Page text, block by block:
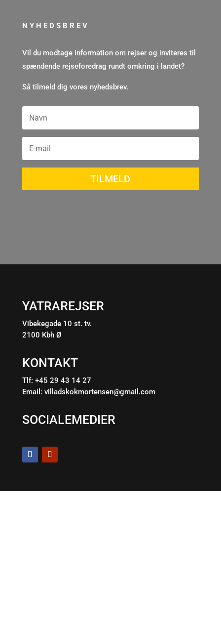
NYHEDSBREV
Vil du modtage information om rejser og inviteres til
spændende rejseforedrag rundt omkring i landet?
Så tilmeld dig vores nyhedsbrev.
TILMELD
YATRAREJSER
Vibekegade 10 st. tv.
2100 Kbh Ø
KONTAKT
Tlf: +45 29 43 14 27
Email: villadskokmortensen@gmail.com
SOCIALEMEDIER